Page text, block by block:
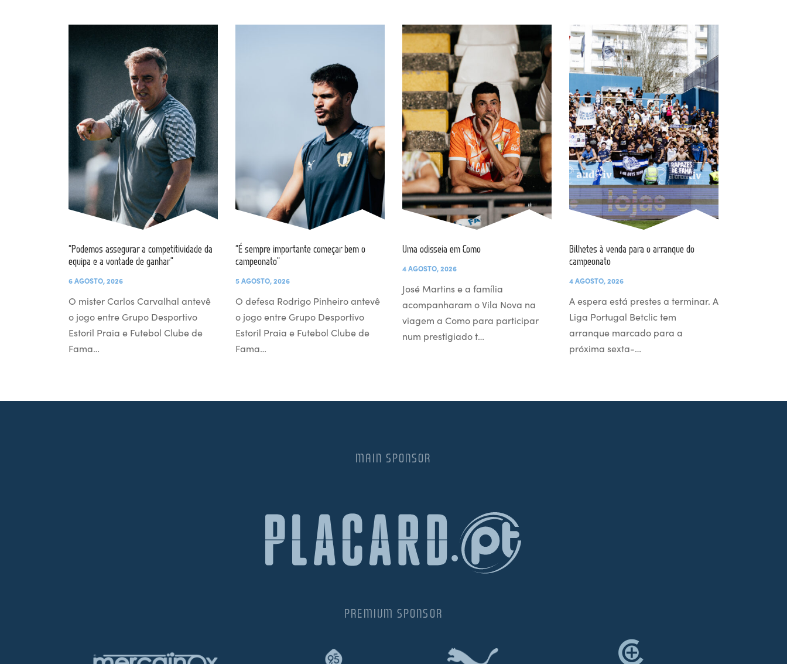
“Podemos assegurar a competitividade da
equipa e a vontade de ganhar”
6 AGOSTO, 2026
O mister Carlos Carvalhal antevê
o jogo entre Grupo Desportivo
Estoril Praia e Futebol Clube de
Fama…
“É sempre importante começar bem o
campeonato”
5 AGOSTO, 2026
O defesa Rodrigo Pinheiro antevê
o jogo entre Grupo Desportivo
Estoril Praia e Futebol Clube de
Fama…
Uma odisseia em Como
4 AGOSTO, 2026
José Martins e a família
acompanharam o Vila Nova na
viagem a Como para participar
num prestigiado t…
Bilhetes à venda para o arranque do
campeonato
4 AGOSTO, 2026
A espera está prestes a terminar. A
Liga Portugal Betclic tem
arranque marcado para a
próxima sexta-…
MAIN SPONSOR
PREMIUM SPONSOR